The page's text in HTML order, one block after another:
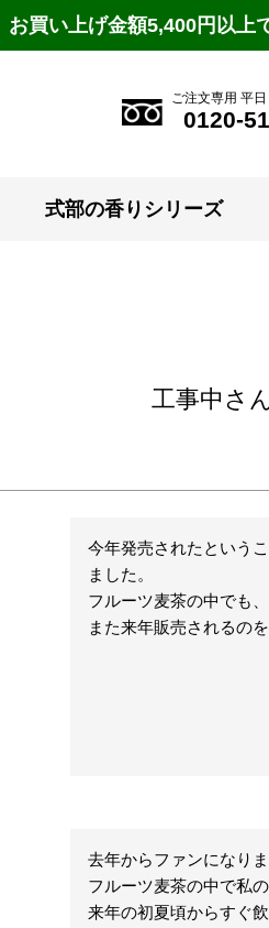
お買い上げ金額5,400円以上
ご注文専用 平
0120-
式部の香りシリーズ
工事中さ
今年発売されたという
ました。
フルーツ麦茶の中でも
また来年販売されるの
去年からファンになりま
フルーツ麦茶の中で私
来年の初夏頃からすぐ